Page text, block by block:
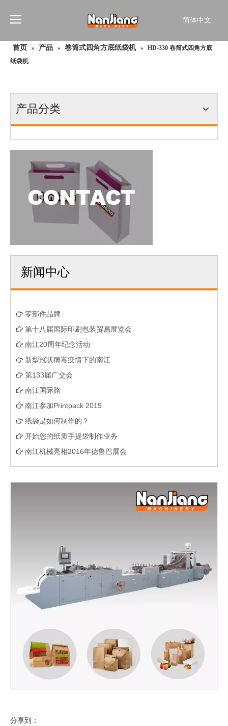
简体中文
Français
Português
首页 » 产品 » 卷筒式四角方底纸袋机 » HD-330 卷筒式四角方底
纸袋机
产品分类
新闻中心
零部件品牌
第十八届国际印刷包装贸易展览会
南江20周年纪念活动
新型冠状病毒疫情下的南江
第133届广交会
南江国际路
南江参加Printpack 2019
纸袋是如何制作的？
开始您的纸质手提袋制作业务
南江机械亮相2016年德鲁巴展会
分享到：